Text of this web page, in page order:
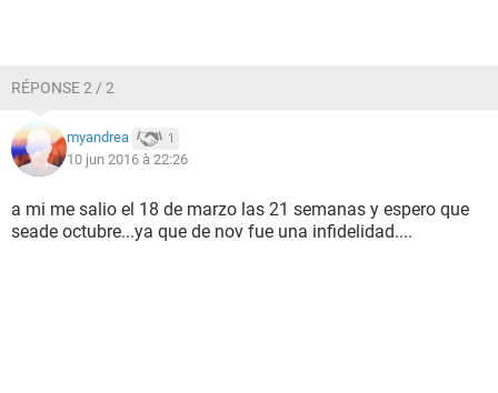
RÉPONSE 2 / 2
myandrea 1
10 jun 2016 à 22:26
a mi me salio el 18 de marzo las 21 semanas y espero que
seade octubre...ya que de nov fue una infidelidad....